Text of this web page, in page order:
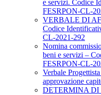
e servizi. Codice
FESRPON-CL-
VERBALE DI
Codice
CL-2021-292
Nomina
beni e servizi –
FESRPON-CL-
Verbale
approvazione
DETERMINA